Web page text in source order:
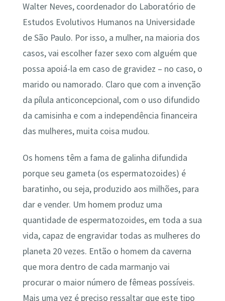
Walter Neves, coordenador do Laboratório de
Estudos Evolutivos Humanos na Universidade
de São Paulo. Por isso, a mulher, na maioria dos
casos, vai escolher fazer sexo com alguém que
possa apoiá-la em caso de gravidez – no caso, o
marido ou namorado. Claro que com a invenção
da pílula anticoncepcional, com o uso difundido
da camisinha e com a independência financeira
das mulheres, muita coisa mudou.
Os homens têm a fama de galinha difundida
porque seu gameta (os espermatozoides) é
baratinho, ou seja, produzido aos milhões, para
dar e vender. Um homem produz uma
quantidade de espermatozoides, em toda a sua
vida, capaz de engravidar todas as mulheres do
planeta 20 vezes. Então o homem da caverna
que mora dentro de cada marmanjo vai
procurar o maior número de fêmeas possíveis.
Mais uma vez é preciso ressaltar que este tipo